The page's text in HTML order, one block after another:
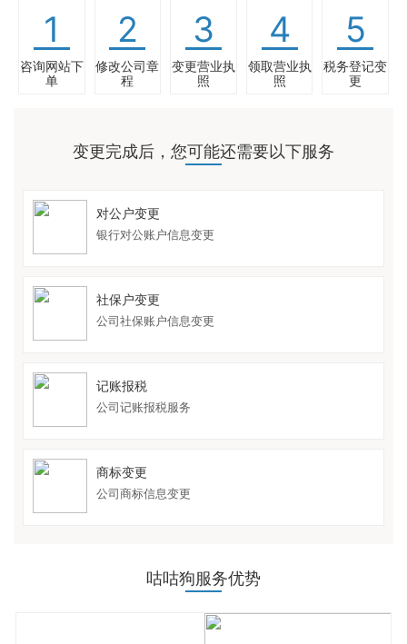
1
咨询网站下
单
2
修改公司章
程
3
变更营业执
照
4
领取营业执
照
5
税务登记变
更
变更完成后，您可能还需要以下服务
对公户变更
银行对公账户信息变更
社保户变更
公司社保账户信息变更
记账报税
公司记账报税服务
商标变更
公司商标信息变更
咕咕狗服务优势